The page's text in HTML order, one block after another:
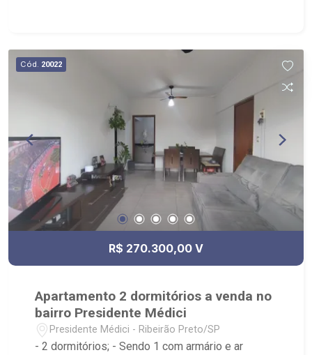
Cód. 20022
R$ 270.300,00 V
Apartamento 2 dormitórios a venda no
bairro Presidente Médici
Presidente Médici - Ribeirão Preto/SP
- 2 dormitórios; - Sendo 1 com armário e ar